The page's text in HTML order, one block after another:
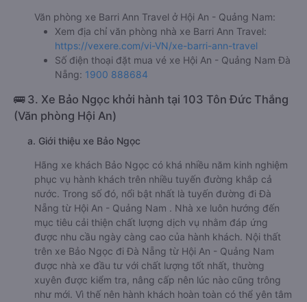
Văn phòng xe Barri Ann Travel ở Hội An - Quảng Nam:
Xem địa chỉ văn phòng nhà xe Barri Ann Travel:
https://vexere.com/vi-VN/xe-barri-ann-travel
Số điện thoại đặt mua vé xe Hội An - Quảng Nam Đà
Nẵng: 1900 888684
🚌 3. Xe Bảo Ngọc khởi hành tại 103 Tôn Đức Thắng
(Văn phòng Hội An)
a. Giới thiệu xe Bảo Ngọc
Hãng xe khách Bảo Ngọc có khá nhiều năm kinh nghiệm
phục vụ hành khách trên nhiều tuyến đường khắp cả
nước. Trong số đó, nổi bật nhất là tuyến đường đi Đà
Nẵng từ Hội An - Quảng Nam . Nhà xe luôn hướng đến
mục tiêu cải thiện chất lượng dịch vụ nhằm đáp ứng
được nhu cầu ngày càng cao của hành khách. Nội thất
trên xe Bảo Ngọc đi Đà Nẵng từ Hội An - Quảng Nam
được nhà xe đầu tư với chất lượng tốt nhất, thường
xuyên được kiểm tra, nâng cấp nên lúc nào cũng trông
như mới. Vì thế nên hành khách hoàn toàn có thể yên tâm